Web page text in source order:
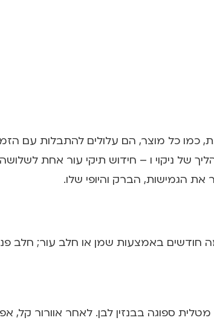
מאד. עם זאת, כמו כל מוצר, הם עלולים
של ניקוי ו – חידוש תיקי עור אחת
הגמישות, הברק והיופי שלו.
באמצעות שמן או חלב עור; חלב פנים;
ספוגה בבנזין לבן. לאחר אוורור